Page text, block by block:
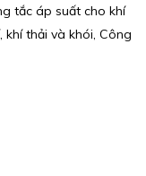
tắc áp suất cho khí
khí thải và khói, Công